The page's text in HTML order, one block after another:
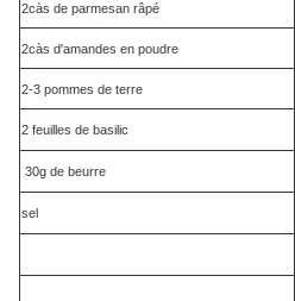
2càs de parmesan râpé
2càs d'amandes en poudre
2-3 pommes de terre
2 feuilles de basilic
30g de beurre
sel